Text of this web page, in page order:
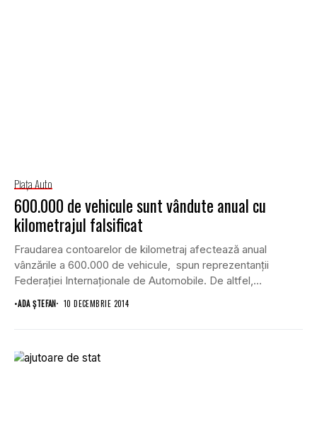
Piaţa Auto
600.000 de vehicule sunt vândute anual cu
kilometrajul falsificat
Fraudarea contoarelor de kilometraj afectează anual
vânzările a 600.000 de vehicule, spun reprezentanţii
Federaţiei Internaţionale de Automobile. De altfel,
infracţiunea este uşor de...
•ADA ȘTEFAN 10 DECEMBRIE 2014